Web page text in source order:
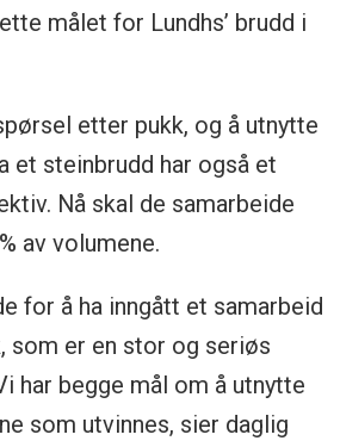
målet for Lundhs’ brudd i
etter pukk, og å utnytte
et steinbrudd har også et
Nå skal de samarbeide
av volumene.
for å ha inngått et samarbeid
som er en stor og seriøs
har begge mål om å utnytte
som utvinnes, sier daglig